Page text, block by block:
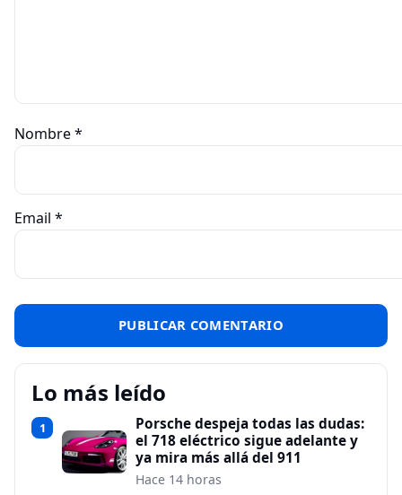
Nombre*
Email *
Lo más leído
1
Porsche despeja todas las dudas:
el 718 eléctrico sigue adelante y
ya mira más allá del 911
Hace 14 horas